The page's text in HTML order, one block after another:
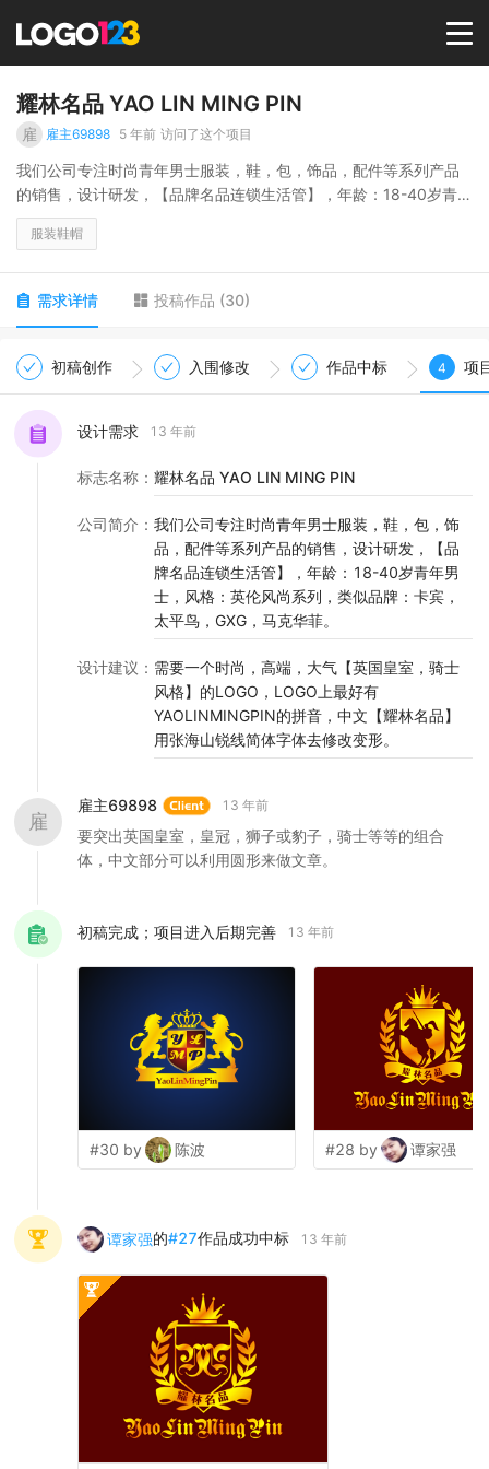
首页
选择套餐→
商标版权
LOGO
耀林名品 YAO LIN MING PIN
雇 雇主69898 5 年前 访问了这个项目
我们公司专注时尚青年男士服装，鞋，包，饰品，配件等系列产品
的销售，设计研发，【品牌名品连锁生活管】，年龄：18-40岁青年
男士，风格：英伦风尚系列，类似品牌：卡宾，太平鸟，GXG，马
克华菲。
服装鞋帽
需求详情 投稿作品 (30)
初稿创作 入围修改 作品中标 4 项
设计需求 13 年前
标志名称 ： 耀林名品 YAO LIN MING PIN
公司简介 ： 我们公司专注时尚青年男士服装，鞋，包，饰
品，配件等系列产品的销售，设计研发，【品
牌名品连锁生活管】，年龄：18-40岁青年男
士，风格：英伦风尚系列，类似品牌：卡宾，
太平鸟，GXG，马克华菲。
设计建议 ： 需要一个时尚，高端，大气【英国皇室，骑士
风格】的LOGO，LOGO上最好有
YAOLINMINGPIN的拼音，中文【耀林名品】
用张海山锐线简体字体去修改变形。
雇
雇主69898 13 年前
要突出英国皇室，皇冠，狮子或豹子，骑士等等的组合
体，中文部分可以利用圆形来做文章。
初稿完成；项目进入后期完善 13 年前
#30 by 陈波 #28 by 谭家强
谭家强的#27作品成功中标 13 年前